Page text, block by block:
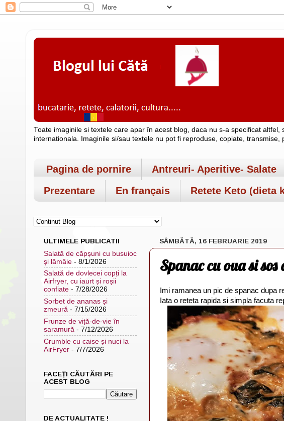
Toate imaginile si textele care apar în acest blog, daca nu s-a specificat
internationala. Imaginile si/sau textele nu pot fi reproduse, copiate,
Pagina de pornire Antreuri- Aperitive- Salate
Prezentare
En français Retete Keto (dieta
SÂMBĂTĂ, 16 FEBRUARIE 2019
Spanac cu oua si sos
Imi ramanea un pic de spanac dupa
Iata o reteta rapida si simpla facuta
ULTIMELE PUBLICATII
Salată de căpșuni cu busuioc
și lămâie - 8/1/2026
Salată de dovlecei copți la
Airfryer, cu iaurt și roșii
confiate - 7/28/2026
Sorbet de ananas și
zmeură - 7/15/2026
Frunze de viță-de-vie în
saramură - 7/12/2026
Crumble cu caise și nuci la
AirFryer - 7/7/2026
FACEȚI CĂUTĂRI PE
ACEST BLOG
DE ACTUALITATE !